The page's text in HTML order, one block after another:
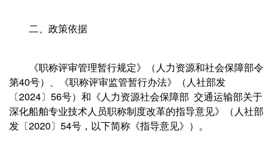
二、政策依据
《职称评审管理暂行规定》（人力资源和社会保障部令
第40号）、《职称评审监管暂行办法》（人社部发
〔2024〕56号）和《人力资源社会保障部 交通运输部关于
深化船舶专业技术人员职称制度改革的指导意见》（人社部
发〔2020〕54号，以下简称《指导意见》）。